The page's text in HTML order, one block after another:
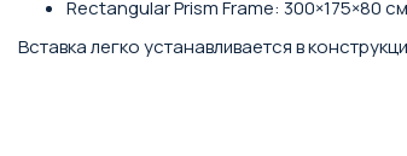
Rectangular Prism Frame: 300×175×80
Вставка легко устанавливается в